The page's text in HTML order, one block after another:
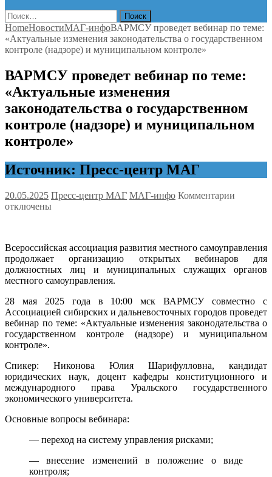
Найти:
HomeНовостиМАГ-инфоВАРМСУ проведет вебинар по теме:
«Актуальные изменения законодательства о государственном
контроле (надзоре) и муниципальном контроле»
ВАРМСУ проведет вебинар по теме:
«Актуальные изменения
законодательства о государственном
контроле (надзоре) и муниципальном
контроле»
Источник: Пресс-центр МАГ
20.05.2025 Пресс-центр МАГ МАГ-инфо Комментарии
по
теме:
о
контроле
(надзоре)
отключены
Всероссийская ассоциация развития местного самоуправления
продолжает организацию открытых вебинаров для
должностных лиц и муниципальных служащих органов
местного самоуправления.
28 мая 2025 года в 10:00 мск ВАРМСУ совместно с
Ассоциацией сибирских и дальневосточных городов проведет
вебинар по теме: «Актуальные изменения законодательства о
государственном контроле (надзоре) и муниципальном
контроле».
Спикер: Никонова Юлия Шарифулловна, кандидат
юридических наук, доцент кафедры конституционного и
международного права Уральского государственного
экономического университета.
Основные вопросы вебинара:
— переход на систему управления рисками;
— внесение изменений в положение о виде
контроля;